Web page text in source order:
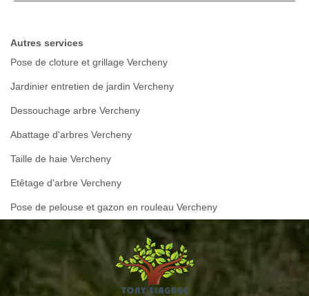
Autres services
Pose de cloture et grillage Vercheny
Jardinier entretien de jardin Vercheny
Dessouchage arbre Vercheny
Abattage d'arbres Vercheny
Taille de haie Vercheny
Etêtage d'arbre Vercheny
Pose de pelouse et gazon en rouleau Vercheny